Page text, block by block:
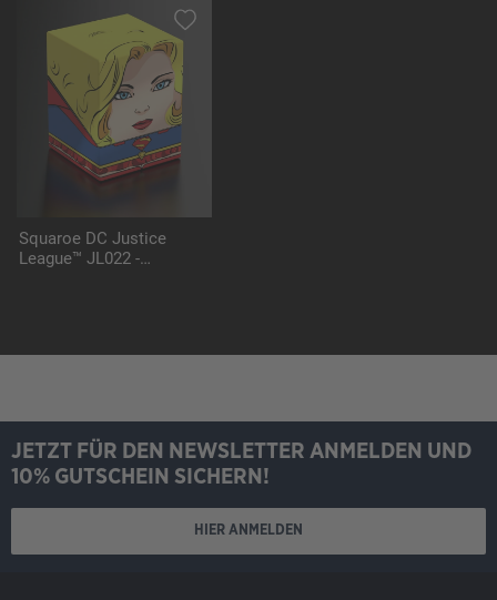
Squaroe DC Justice
League™ JL022 -
JETZT FÜR DEN NEWSLETTER ANMELDEN UND
10% GUTSCHEIN SICHERN!
HIER ANMELDEN